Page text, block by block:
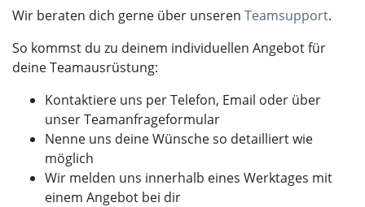
Wir beraten dich gerne über unseren Teamsupport.
So kommst du zu deinem individuellen Angebot für
deine Teamausrüstung:
Kontaktiere uns per Telefon, Email oder über
unser Teamanfrageformular
Nenne uns deine Wünsche so detailliert wie
möglich
Wir melden uns innerhalb eines Werktages mit
einem Angebot bei dir